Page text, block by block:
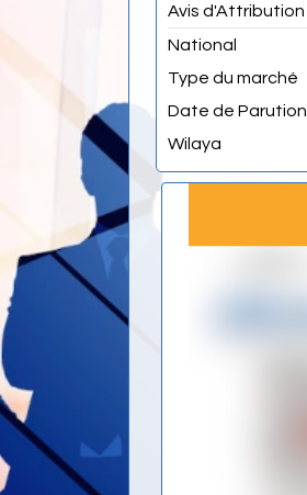
Avis d'Attribution
National
Type du marché
Date de Parution
Wilaya